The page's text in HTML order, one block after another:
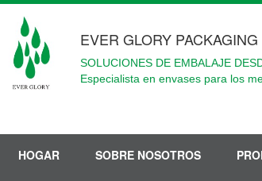
EVER GLORY
SOLUCIONES DE EMBALAJE
Especialista en envases para los
HOGAR SOBRE NOSOTROS